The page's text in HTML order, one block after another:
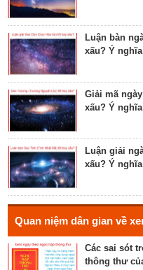
Luận bàn
xấu? Ý
Giải mã
xấu? Ý
Luận giải
xấu? Ý
Hé lộ ngày
nghĩa Liễu
Luận bàn
Quan niệm dân gian về
phúc, cầu
lễ cưới, khởi
cho tế lễ,
cho xuất
Các sai sót
thông thư